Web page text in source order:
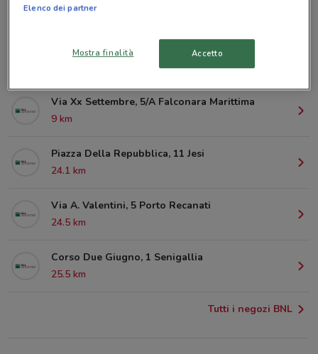
Corso Stamira, 10 Ancona
Via Xx Settembre, 5/A Falconara Marittima
9 km
Piazza Della Repubblica, 11 Jesi
24.1 km
Via A. Valentini, 5 Porto Recanati
24.5 km
Corso Due Giugno, 1 Senigallia
25.5 km
Tutti i negozi BNL
Elenco dei partner
Mostra finalità Accetto